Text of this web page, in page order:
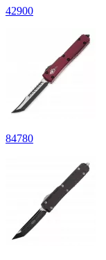
42900
84780